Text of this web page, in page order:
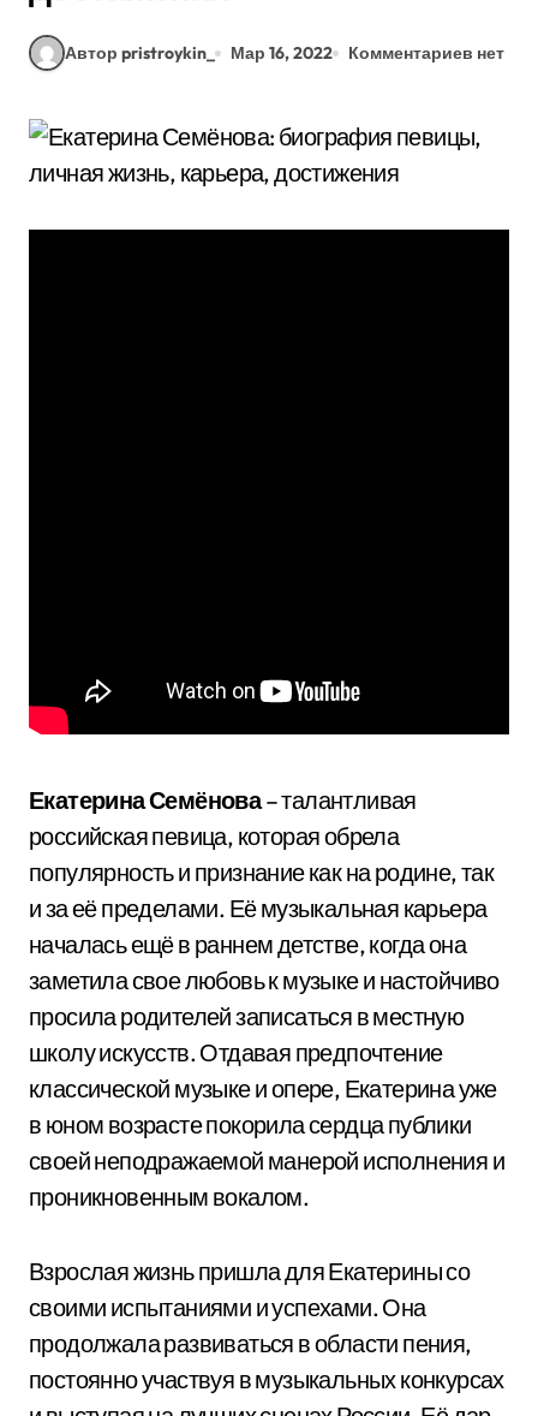
Автор pristroykin_ Мар 16, 2022 Комментариев нет
Екатерина Семёнова– талантливая
российская певица, которая обрела
популярность и признание как на родине, так
и за её пределами. Её музыкальная карьера
началась ещё в раннем детстве, когда она
заметила свое любовь к музыке и настойчиво
просила родителей записаться в местную
школу искусств. Отдавая предпочтение
классической музыке и опере, Екатерина уже
в юном возрасте покорила сердца публики
своей неподражаемой манерой исполнения и
проникновенным вокалом.
Взрослая жизнь пришла для Екатерины со
своими испытаниями и успехами. Она
продолжала развиваться в области пения,
постоянно участвуя в музыкальных конкурсах